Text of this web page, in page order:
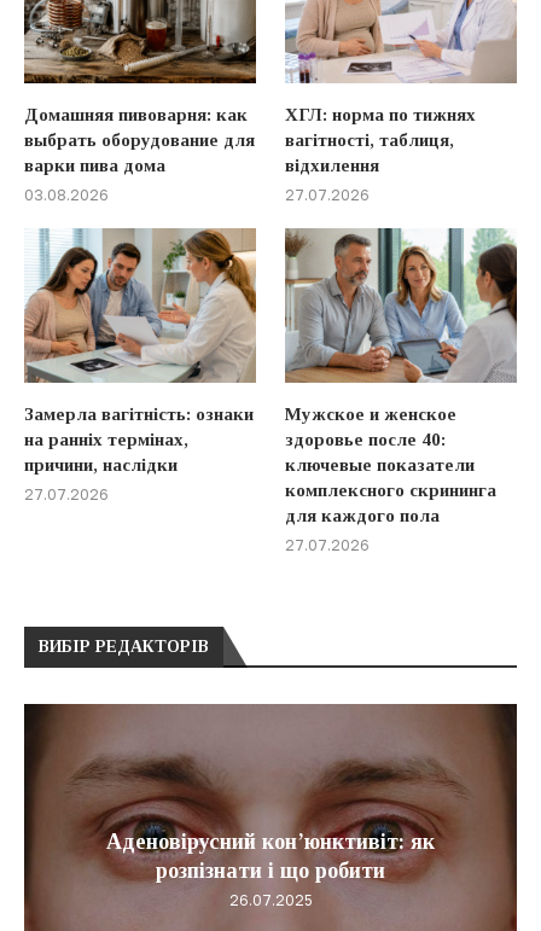
Домашняя пивоварня: как
выбрать оборудование для
варки пива дома
03.08.2026
ХГЛ: норма по тижнях
вагітності, таблиця,
відхилення
27.07.2026
Замерла вагітність: ознаки
на ранніх термінах,
причини, наслідки
27.07.2026
Мужское и женское
здоровье после 40:
ключевые показатели
комплексного скрининга
для каждого пола
27.07.2026
ВИБІР РЕДАКТОРІВ
Аденовірусний кон’юнктивіт: як
розпізнати і що робити
26.07.2025